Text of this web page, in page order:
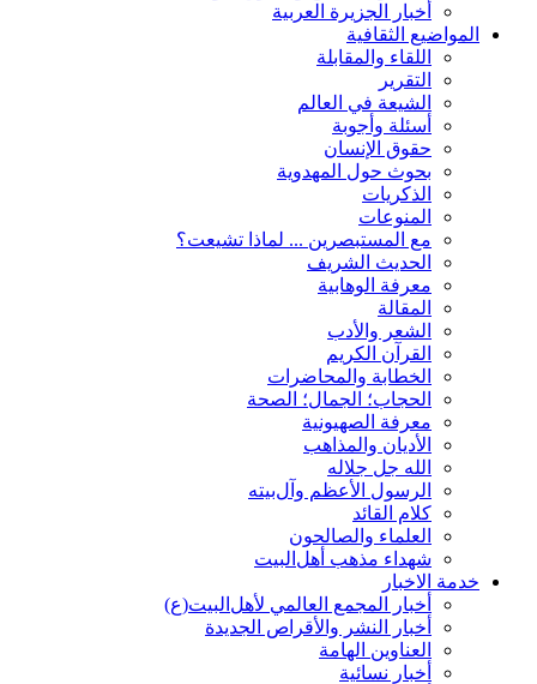
أخبار الجزيرة العربية
المواضيع الثقافية
اللقاء والمقابلة
التقریر
الشیعة في العالم
أسئلة وأجوبة
حقوق الإنسان
بحوث حول المهدوية
الذكريات
المنوعات
مع المستبصرین ... لماذا تشیعت؟
الحدیث الشریف
معرفة الوهابية
المقالة
الشعر والأدب
القرآن الکریم
الخطابة والمحاضرات
الحجاب؛ الجمال؛ الصحة
معرفة الصهيونية
الأديان والمذاهب
الله جل جلاله
الرسول الأعظم وآل‌بیته
کلام القائد
العلماء والصالحون
شهداء مذهب أهل‌‏البیت
خدمة الاخبار
أخبار المجمع العالمي لأهل‌البيت(ع)
أخبار النشر والأقراص الجديدة
العناوين الهامة
أخبار نسائیة